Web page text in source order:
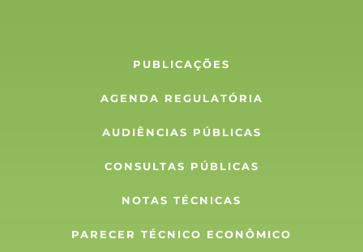
PUBLICAÇÕES
AGENDA REGULATÓRIA
AUDIÊNCIAS PÚBLICAS
CONSULTAS PÚBLICAS
NOTAS TÉCNICAS
PARECER TÉCNICO ECONÔMICO